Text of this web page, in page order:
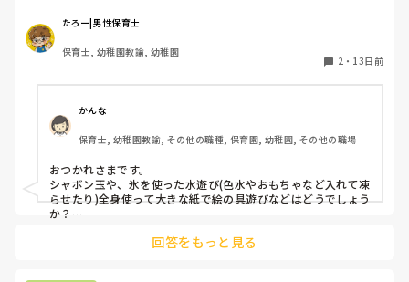
たろー|男性保育士
保育士, 幼稚園教諭, 幼稚園
2・ 13日前
かんな
保育士, 幼稚園教諭, その他の職種, 保育園, 幼稚園, その他の職場
おつかれさまです。
シャボン玉や、氷を使った水遊び(色水やおもちゃなど入れて凍
らせたり)全身使って大きな紙で絵の具遊びなどはどうでしょう
か？
回答をもっと見る